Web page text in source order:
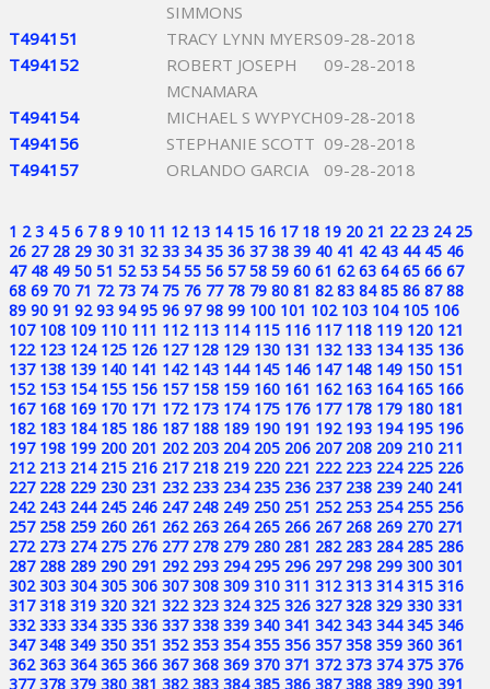
SIMMONS
T494151 TRACY LYNN MYERS09-28-2018
T494152
ROBERT JOSEPH
MCNAMARA
09-28-2018
T494154 MICHAEL S WYPYCH09-28-2018
T494156
STEPHANIE SCOTT 09-28-2018
T494157
ORLANDO GARCIA 09-28-2018
1 2 3 4 5 6 7 8 9 10 11 12 13 14 15 16 17 18 19 20 21 22 23 24 25
26 27 28 29 30 31 32 33 34 35 36 37 38 39 40 41 42 43 44 45 46
47 48 49 50 51 52 53 54 55 56 57 58 59 60 61 62 63 64 65 66 67
68 69 70 71 72 73 74 75 76 77 78 79 80 81 82 83 84 85 86 87 88
89 90 91 92 93 94 95 96 97 98 99 100 101 102 103 104 105 106
107 108 109 110 111 112 113 114 115 116 117 118 119 120 121
122 123 124 125 126 127 128 129 130 131 132 133 134 135 136
137 138 139 140 141 142 143 144 145 146 147 148 149 150 151
152 153 154 155 156 157 158 159 160 161 162 163 164 165 166
167 168 169 170 171 172 173 174 175 176 177 178 179 180 181
182 183 184 185 186 187 188 189 190 191 192 193 194 195 196
197 198 199 200 201 202 203 204 205 206 207 208 209 210 211
212 213 214 215 216 217 218 219 220 221 222 223 224 225 226
227 228 229 230 231 232 233 234 235 236 237 238 239 240 241
242 243 244 245 246 247 248 249 250 251 252 253 254 255 256
257 258 259 260 261 262 263 264 265 266 267 268 269 270 271
272 273 274 275 276 277 278 279 280 281 282 283 284 285 286
287 288 289 290 291 292 293 294 295 296 297 298 299 300 301
302 303 304 305 306 307 308 309 310 311 312 313 314 315 316
317 318 319 320 321 322 323 324 325 326 327 328 329 330 331
332 333 334 335 336 337 338 339 340 341 342 343 344 345 346
347 348 349 350 351 352 353 354 355 356 357 358 359 360 361
362 363 364 365 366 367 368 369 370 371 372 373 374 375 376
377 378 379 380 381 382 383 384 385 386 387 388 389 390 391